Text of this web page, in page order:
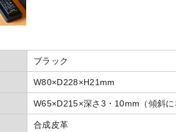
ブラック
W80×D228×H21mm
W65×D215×深さ3・10mm（傾斜に
合成皮革